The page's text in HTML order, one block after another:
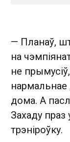
— Планаў,
на
не
нармальнае
дома. А
Захаду праз
трэніроўку.